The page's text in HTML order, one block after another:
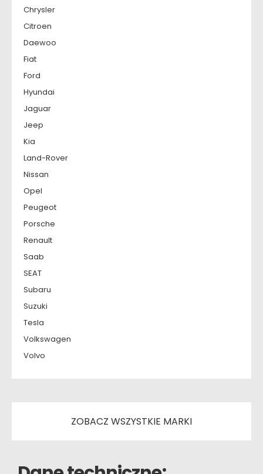
Chrysler
Citroen
Daewoo
Fiat
Ford
Hyundai
Jaguar
Jeep
Kia
Land-Rover
Nissan
Opel
Peugeot
Porsche
Renault
Saab
SEAT
Subaru
Suzuki
Tesla
Volkswagen
Volvo
ZOBACZ WSZYSTKIE MARKI